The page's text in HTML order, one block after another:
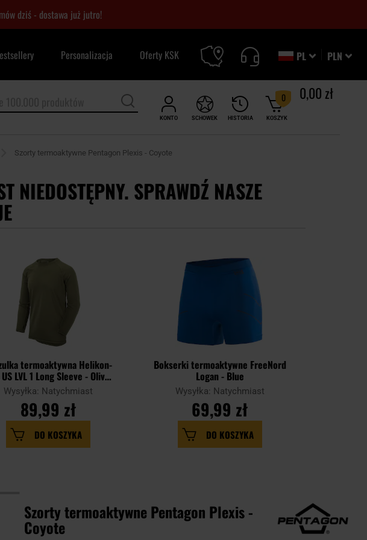
dziś - dostawa już jutro!
PLN
PL
Personalizacja Oferty KSK
KONTO HISTORIA
SCHOWEK KOSZYK
0 0,00 zł
Szorty termoaktywne Pentagon Plexis - Coyote
NIEDOSTĘPNY. SPRAWDŹ NASZE
termoaktywna Helikon-
LVL 1 Long Sleeve - Olive
Green
Wysyłka: Natychmiast
89,99 zł
DO KOSZYKA
Bokserki termoaktywne FreeNord
Logan - Blue
Wysyłka: Natychmiast
69,99 zł
DO KOSZYKA
Szorty termoaktywne Pentagon Plexis -
Coyote